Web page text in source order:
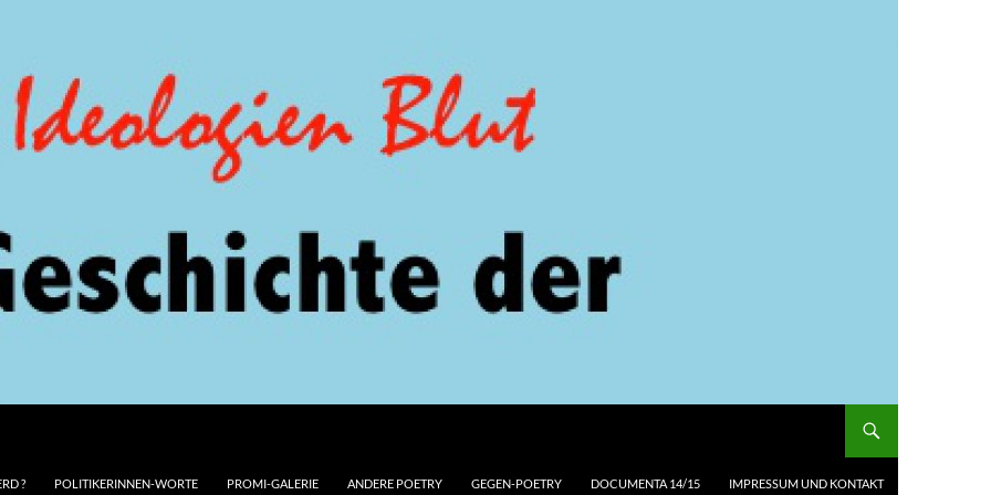
? POLITIKERINNEN-WORTE PROMI-GALERIE ANDERE POETRY GEGEN-POETRY DOCUMENTA 14/15 IMPRESSUM UND KONTAKT